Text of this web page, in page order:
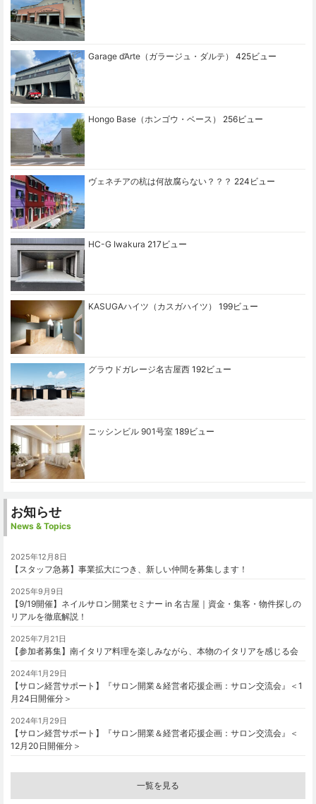
Garage d’Arte（ガラージュ・ダルテ） 425ビュー
Hongo Base（ホンゴウ・ベース） 256ビュー
ヴェネチアの杭は何故腐らない？？？ 224ビュー
HC-G Iwakura 217ビュー
KASUGAハイツ（カスガハイツ） 199ビュー
グラウドガレージ名古屋西 192ビュー
ニッシンビル 901号室 189ビュー
お知らせ
News & Topics
2025年12月8日
【スタッフ急募】事業拡大につき、新しい仲間を募集します！
2025年9月9日
【9/19開催】ネイルサロン開業セミナー in 名古屋｜資金・集客・物件探しの
リアルを徹底解説！
2025年7月21日
【参加者募集】南イタリア料理を楽しみながら、本物のイタリアを感じる会
2024年1月29日
【サロン経営サポート】『サロン開業＆経営者応援企画：サロン交流会』＜1
月24日開催分＞
2024年1月29日
【サロン経営サポート】『サロン開業＆経営者応援企画：サロン交流会』＜
12月20日開催分＞
一覧を見る